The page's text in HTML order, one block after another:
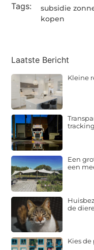
Tags: subsidie
kopen
Laatste Bericht
Kleine
tracking
Een
een
de
Kies